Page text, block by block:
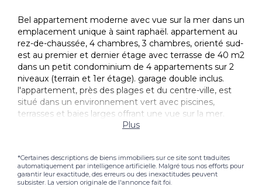
Bel appartement moderne avec vue sur la mer dans un
emplacement unique à saint raphaël. appartement au
rez-de-chaussée, 4 chambres, 3 chambres, orienté sud-
est au premier et dernier étage avec terrasse de 40 m2
dans un petit condominium de 4 appartements sur 2
niveaux (terrain et 1er étage). garage double inclus.
l'appartement, près des plages et du centre-ville, est
situé dans un environnement vert avec piscines,
terrasses et baies larges offrant une vue sur la mer.
Plus
*Certaines descriptions de biens immobiliers sur ce site sont traduites
automatiquement par intelligence artificielle. Malgré tous nos efforts pour
garantir leur exactitude, des erreurs ou des inexactitudes peuvent
subsister. La version originale de l'annonce fait foi.